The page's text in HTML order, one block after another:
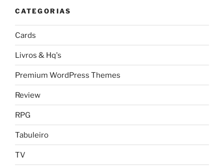
CATEGORIAS
Cards
Livros & Hq's
Premium WordPress Themes
Review
RPG
Tabuleiro
TV